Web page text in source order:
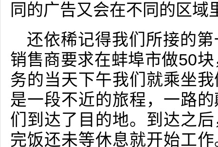
同的广告又会在不同的区域
还依稀记得我们所接的
销售商要求在蚌埠市做50
务的当天下午我们就乘坐
是一段不近的旅程，一路
们到达了目的地。到达之
完饭还未等休息就开始工